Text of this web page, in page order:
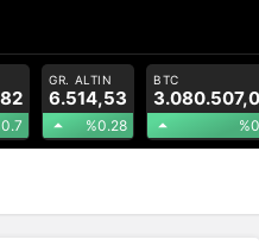
GR. ALTIN
6.514,53
%0.28
BTC